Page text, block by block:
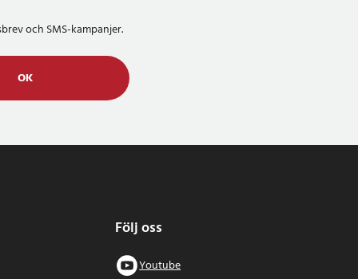
och SMS-kampanjer.
OK
Följ oss
Youtube